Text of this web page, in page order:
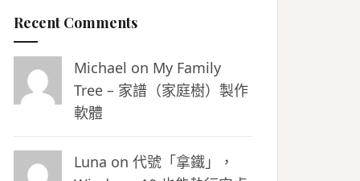
Recent Comments
Michael on My Family
Tree – 家譜（家庭樹）製作
軟體
Luna on 代號「拿鐵」，